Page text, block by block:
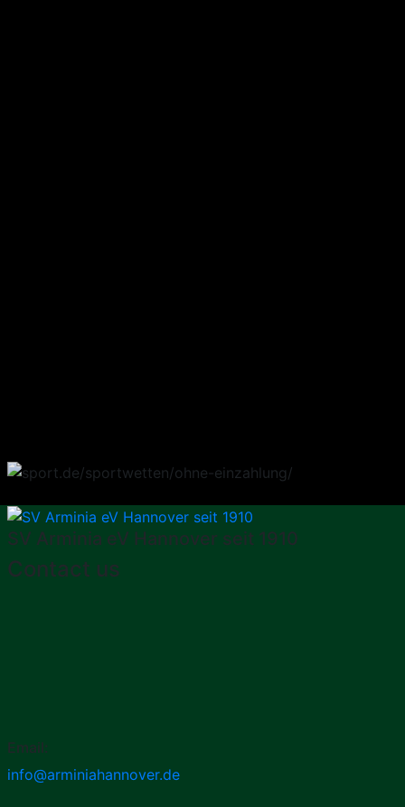
SV Arminia eV Hannover seit 1910
Contact us
Email:
info@arminiahannover.de